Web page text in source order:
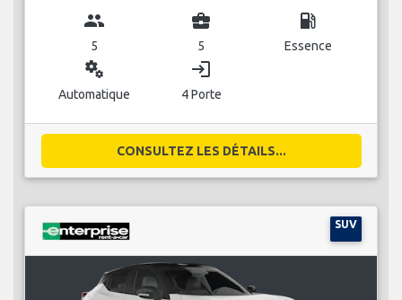
group
5
business_center
5
local_gas_station
Essence
miscellaneous_services
Automatique
login
4 Porte
CONSULTEZ LES DÉTAILS...
SUV